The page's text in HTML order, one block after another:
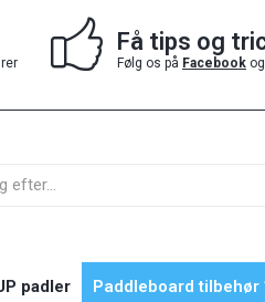
Få tips og
Følg os på Facebook og
padler Paddleboard tilbehør